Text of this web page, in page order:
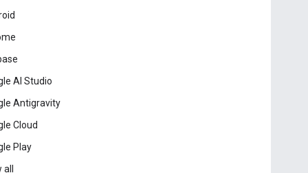
AI Studio
Antigravity
Cloud
Play